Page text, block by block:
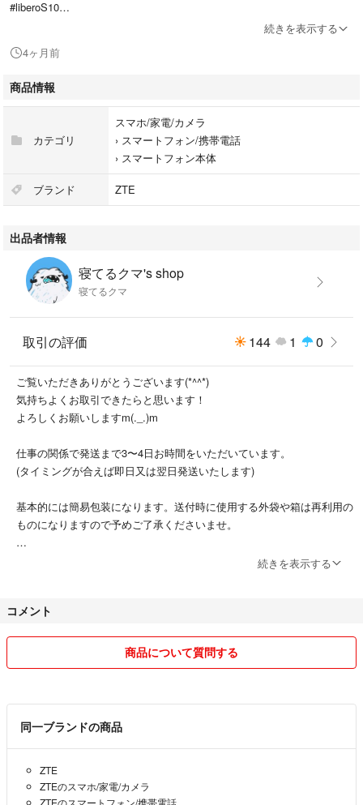
#liberoS10
続きを表示する
4ヶ月前
商品情報
カテゴリ
スマホ/家電/カメラ
› スマートフォン/携帯電話
› スマートフォン本体
ブランド ZTE
出品者情報
寝てるクマ's shop
寝てるクマ
取引の評価 144 1 0
ご覧いただきありがとうございます(*^^*)
気持ちよくお取引できたらと思います！
よろしくお願いしますm(._.)m
仕事の関係で発送まで3〜4日お時間をいただいています。
(タイミングが合えば即日又は翌日発送いたします)
基本的には簡易包装になります。送付時に使用する外袋や箱は再利用の
ものになりますので予めご了承くださいませ。
質問、相談などありましたらお気軽にどうぞ( ･ω･)ﾉ続きを表示する
コメント
商品について質問する
同一ブランドの商品
ZTE
ZTEのスマホ/家電/カメラ
ZTEのスマートフォン/携帯電話